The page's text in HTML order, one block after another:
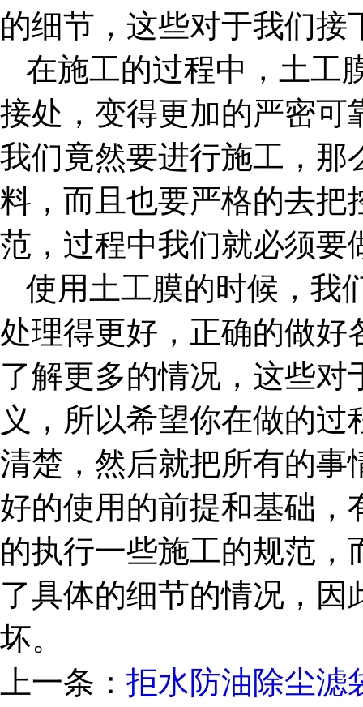
的细节，这些对于我们
在施工的过程中，土工
接处，变得更加的严密可
我们竟然要进行施工，那
料，而且也要严格的去把
范，过程中我们就必须要
使用土工膜的时候，我
处理得更好，正确的做好
了解更多的情况，这些
义，所以希望你在做的
清楚，然后就把所有的事
好的使用的前提和基础，
的执行一些施工的规范
了具体的细节的情况，
坏。
上一条： 拒水防油除尘滤